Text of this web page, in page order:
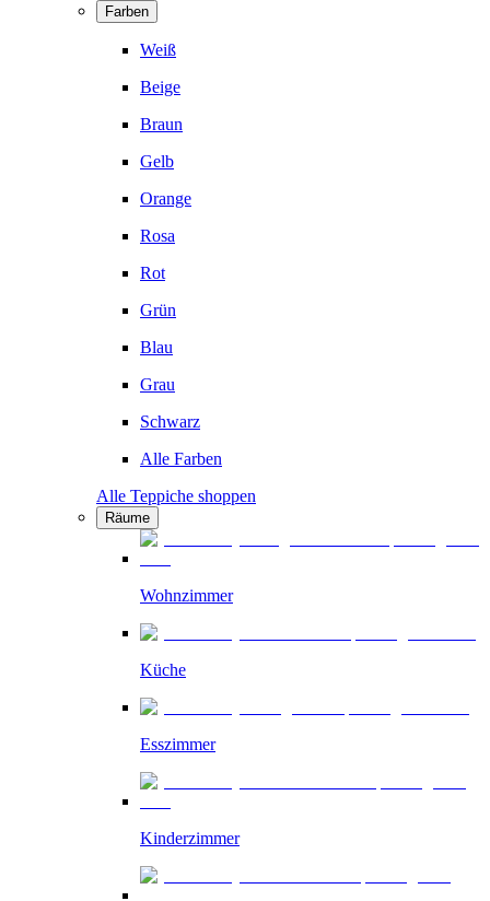
Farben
Weiß
Beige
Braun
Gelb
Orange
Rosa
Rot
Grün
Blau
Grau
Schwarz
Alle Farben
Alle Teppiche shoppen
Räume
Wohnzimmer
Küche
Esszimmer
Kinderzimmer